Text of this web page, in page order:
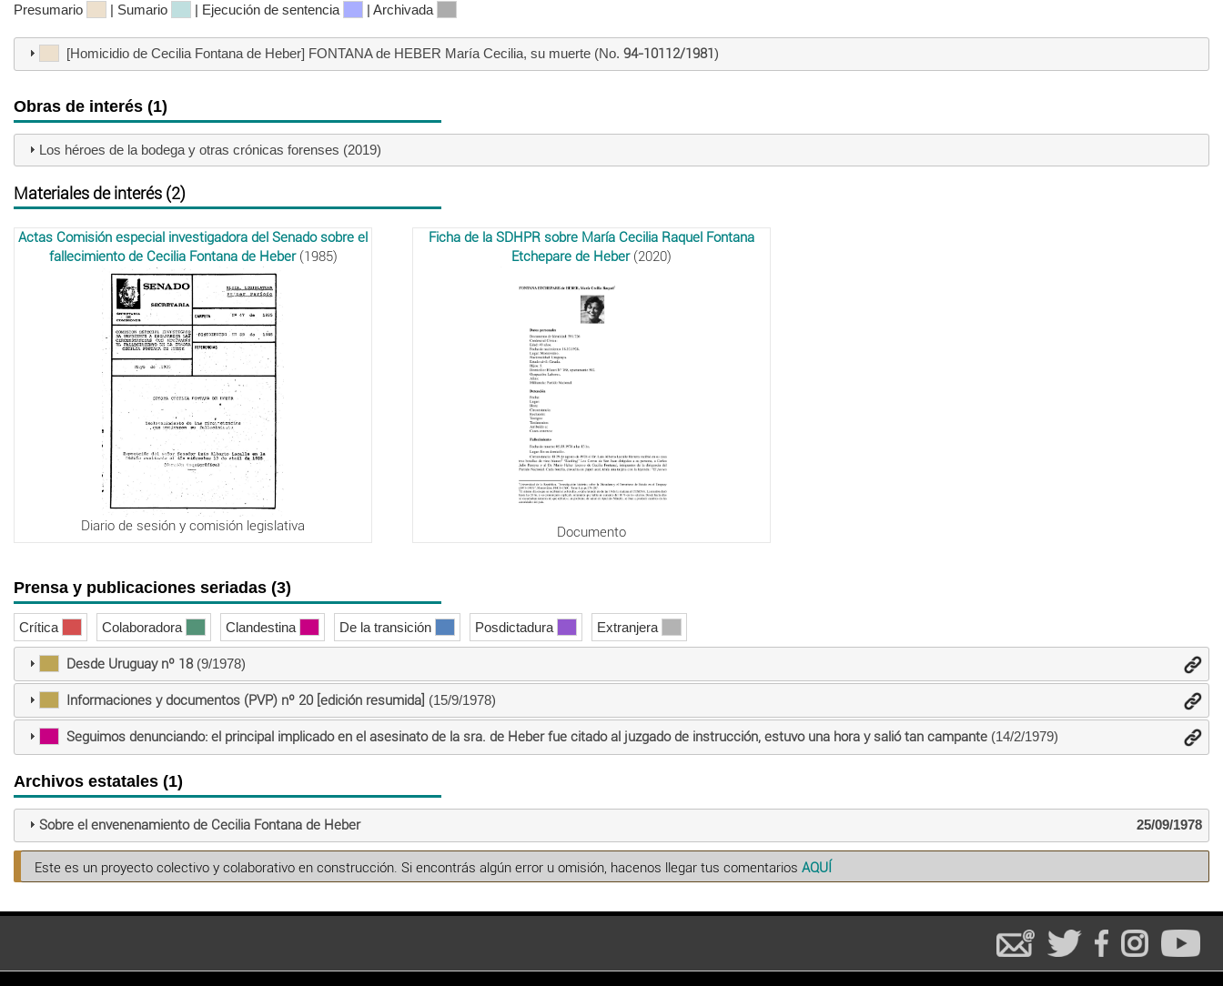
Presumario | Sumario | Ejecución de sentencia | Archivada
[Homicidio de Cecilia Fontana de Heber] FONTANA de HEBER María Cecilia, su muerte (No. 94-10112/1981)
Obras de interés (1)
Los héroes de la bodega y otras crónicas forenses (2019)
Materiales de interés (2)
Actas Comisión especial investigadora del Senado sobre el
fallecimiento de Cecilia Fontana de Heber(1985)
Diario de sesión y comisión legislativa
Ficha de la SDHPR sobre María Cecilia Raquel Fontana
Etchepare de Heber(2020)
Documento
Prensa y publicaciones seriadas (3)
Crítica Colaboradora Clandestina De la transición Posdictadura Extranjera
Desde Uruguay nº 18(9/1978)
Informaciones y documentos (PVP) nº 20 [edición resumida] (15/9/1978)
Seguimos denunciando: el principal implicado en el asesinato de la sra. de Heber fue citado al juzgado de instrucción, estuvo una hora y salió tan campante(14/2/1979)
Archivos estatales (1)
Sobre el envenenamiento de Cecilia Fontana de Heber 25/09/1978
Este es un proyecto colectivo y colaborativo en construcción. Si encontrás algún error u omisión, hacenos llegar tus comentarios AQUÍ